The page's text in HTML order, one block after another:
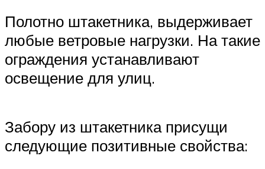
Полотно штакетника, выдерживает
любые ветровые нагрузки. На такие
ограждения устанавливают
освещение для улиц.
Забору из штакетника присущи
следующие позитивные свойства: